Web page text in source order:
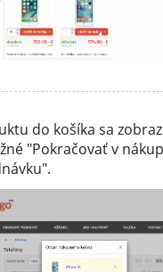
do košíka sa
"Pokračovať v